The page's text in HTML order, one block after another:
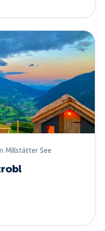
Millstätter See